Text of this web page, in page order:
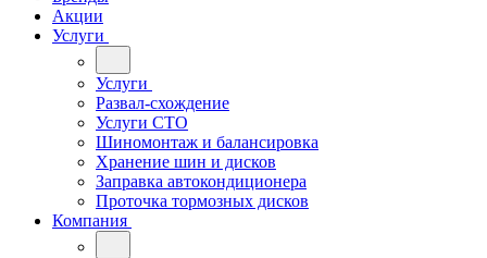
Акции
Услуги
Услуги
Развал-схождение
Услуги СТО
Шиномонтаж и балансировка
Хранение шин и дисков
Заправка автокондиционера
Проточка тормозных дисков
Компания